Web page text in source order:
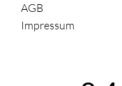
AGB
Impressum